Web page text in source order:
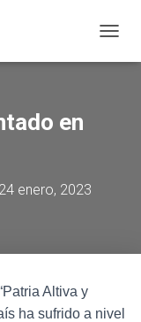
en
24 enero, 2023
Altiva y
ha sufrido a nivel